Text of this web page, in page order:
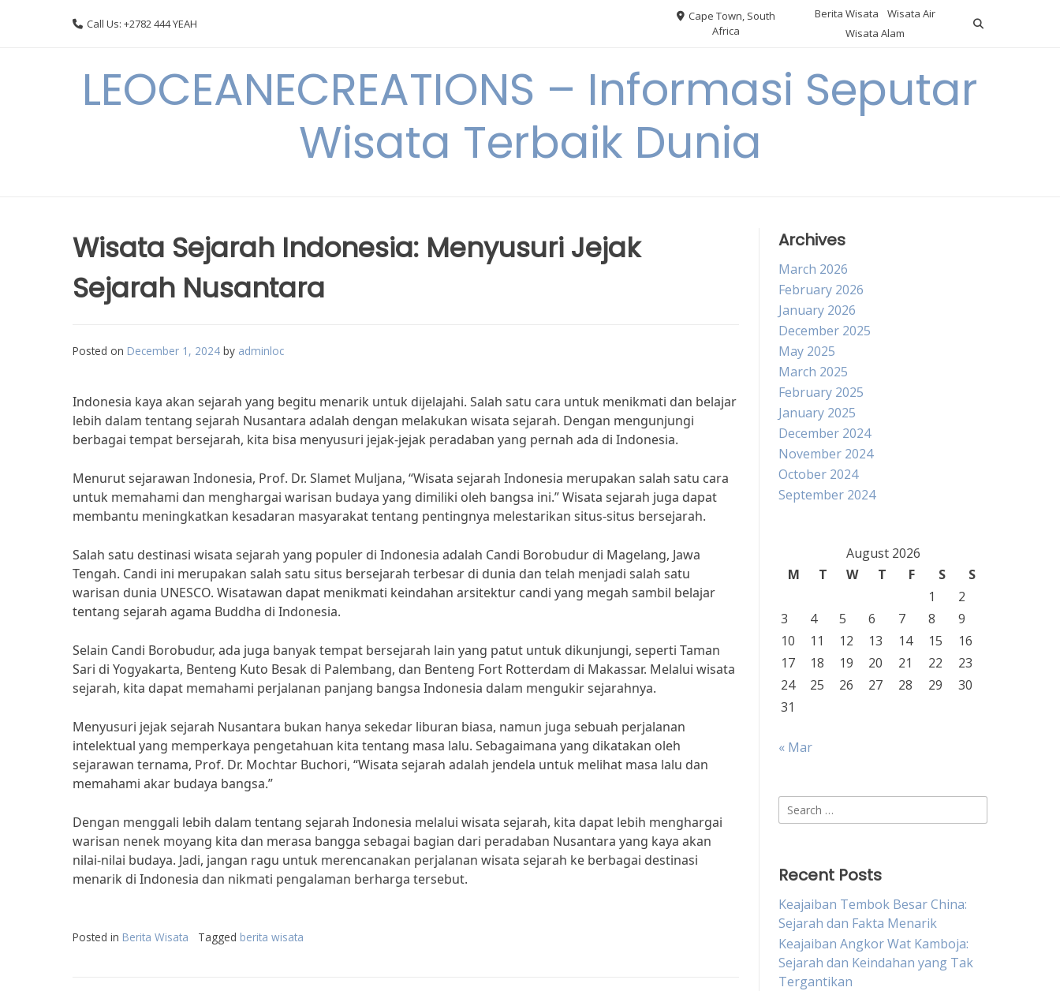
Call Us: +2782 444 YEAH
Cape Town, South
Africa
Berita Wisata
Wisata Air
Wisata Alam
LEOCEANECREATIONS – Informasi Seputar
Wisata Terbaik Dunia
Wisata Sejarah Indonesia: Menyusuri Jejak
Sejarah Nusantara
Posted on December 1, 2024 by adminloc
Indonesia kaya akan sejarah yang begitu menarik untuk dijelajahi. Salah satu cara untuk menikmati dan belajar
lebih dalam tentang sejarah Nusantara adalah dengan melakukan wisata sejarah. Dengan mengunjungi
berbagai tempat bersejarah, kita bisa menyusuri jejak-jejak peradaban yang pernah ada di Indonesia.
Menurut sejarawan Indonesia, Prof. Dr. Slamet Muljana, “Wisata sejarah Indonesia merupakan salah satu cara
untuk memahami dan menghargai warisan budaya yang dimiliki oleh bangsa ini.” Wisata sejarah juga dapat
membantu meningkatkan kesadaran masyarakat tentang pentingnya melestarikan situs-situs bersejarah.
Salah satu destinasi wisata sejarah yang populer di Indonesia adalah Candi Borobudur di Magelang, Jawa
Tengah. Candi ini merupakan salah satu situs bersejarah terbesar di dunia dan telah menjadi salah satu
warisan dunia UNESCO. Wisatawan dapat menikmati keindahan arsitektur candi yang megah sambil belajar
tentang sejarah agama Buddha di Indonesia.
Selain Candi Borobudur, ada juga banyak tempat bersejarah lain yang patut untuk dikunjungi, seperti Taman
Sari di Yogyakarta, Benteng Kuto Besak di Palembang, dan Benteng Fort Rotterdam di Makassar. Melalui wisata
sejarah, kita dapat memahami perjalanan panjang bangsa Indonesia dalam mengukir sejarahnya.
Menyusuri jejak sejarah Nusantara bukan hanya sekedar liburan biasa, namun juga sebuah perjalanan
intelektual yang memperkaya pengetahuan kita tentang masa lalu. Sebagaimana yang dikatakan oleh
sejarawan ternama, Prof. Dr. Mochtar Buchori, “Wisata sejarah adalah jendela untuk melihat masa lalu dan
memahami akar budaya bangsa.”
Dengan menggali lebih dalam tentang sejarah Indonesia melalui wisata sejarah, kita dapat lebih menghargai
warisan nenek moyang kita dan merasa bangga sebagai bagian dari peradaban Nusantara yang kaya akan
nilai-nilai budaya. Jadi, jangan ragu untuk merencanakan perjalanan wisata sejarah ke berbagai destinasi
menarik di Indonesia dan nikmati pengalaman berharga tersebut.
Posted in Berita Wisata Tagged berita wisata
Archives
March 2026
February 2026
January 2026
December 2025
May 2025
March 2025
February 2025
January 2025
December 2024
November 2024
October 2024
September 2024
August 2026
M
T W T F S
S
1
2
3
4 5 6 7 8
9
10
11 12 13 14 15
16
17
18 19 20 21 22
23
24
25 26 27 28 29
30
31
« Mar
Search
for:
Recent Posts
Keajaiban Tembok Besar China:
Sejarah dan Fakta Menarik
Keajaiban Angkor Wat Kamboja:
Sejarah dan Keindahan yang Tak
Tergantikan